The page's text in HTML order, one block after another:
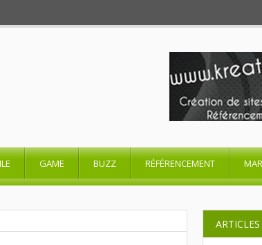
GAME BUZZ RÉFÉRENCEMENT